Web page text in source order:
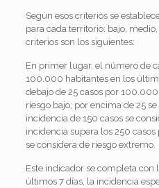
Según esos criterios se
para cada territorio: bajo,
criterios son los siguientes:
En primer lugar, el número de
100.000 habitantes en los
debajo de 25 casos por
riesgo bajo; por encima de 25
incidencia de 150 casos se
incidencia supera los 250
se considera de riesgo extremo.
Este indicador se completa con
últimos 7 días, la incidencia